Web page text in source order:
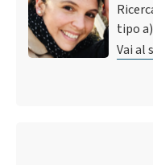
tipo
Vai al